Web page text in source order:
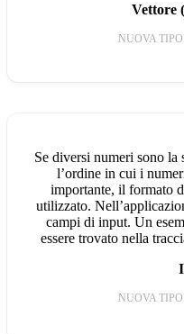
Vettore
NUOVA
Se diversi numeri sono la
l’ordine in cui i
importante, il formato
utilizzato.
campi di input. Un
essere trovato nella
NUOVA